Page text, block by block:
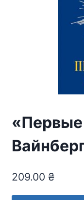
209.00 ₴